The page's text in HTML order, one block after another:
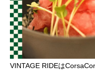
VINTAGE RIDEは